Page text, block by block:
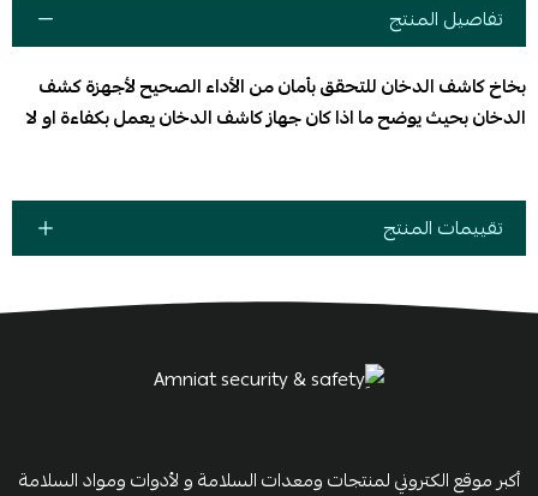
تفاصيل المنتج
بخاخ كاشف الدخان للتحقق بأمان من الأداء الصحيح لأجهزة كشف
الدخان بحيث يوضح ما اذا كان جهاز كاشف الدخان يعمل بكفاءة او لا
تقييمات المنتج
أكبر موقع الكتروني لمنتجات ومعدات السلامة و لأدوات ومواد السلامة